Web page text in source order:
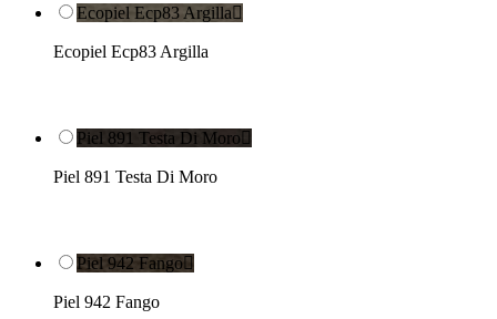
Ecopiel Ecp83 Argilla
Ecopiel Ecp83 Argilla
Piel 891 Testa Di Moro
Piel 891 Testa Di Moro
Piel 942 Fango
Piel 942 Fango